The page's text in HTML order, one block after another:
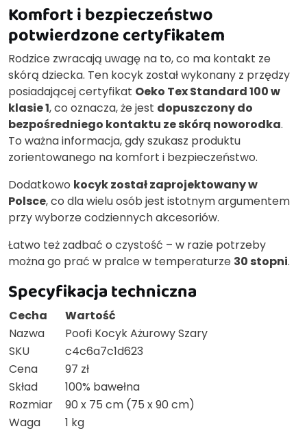
Komfort i bezpieczeństwo
potwierdzone certyfikatem
Rodzice zwracają uwagę na to, co ma kontakt ze
skórą dziecka. Ten kocyk został wykonany z przędzy
posiadającej certyfikat Oeko Tex Standard 100 w
klasie 1, co oznacza, że jest dopuszczony do
bezpośredniego kontaktu ze skórą noworodka.
To ważna informacja, gdy szukasz produktu
zorientowanego na komfort i bezpieczeństwo.
Dodatkowo kocyk został zaprojektowany w
Polsce, co dla wielu osób jest istotnym argumentem
przy wyborze codziennych akcesoriów.
Łatwo też zadbać o czystość – w razie potrzeby
można go prać w pralce w temperaturze 30 stopni.
Specyfikacja techniczna
Cecha
Wartość
Nazwa
Poofi Kocyk Ażurowy Szary
SKU
c4c6a7c1d623
Cena
97 zł
Skład
100% bawełna
Rozmiar
90 x 75 cm (75 x 90 cm)
Waga
1 kg